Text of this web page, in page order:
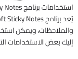
استخدامات برنامج VovSoft Sticky Notes
والملاحظات، ويمكن
إليك بعض الاستخدامات